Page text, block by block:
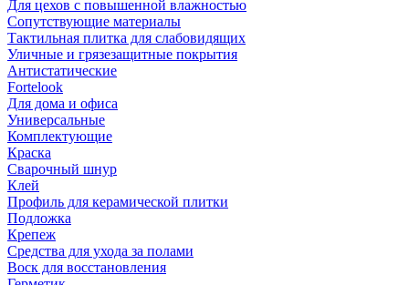
Для цехов с повышенной влажностью
Сопутствующие материалы
Тактильная плитка для слабовидящих
Уличные и грязезащитные покрытия
Антистатические
Fortelook
Для дома и офиса
Универсальные
Комплектующие
Краска
Сварочный шнур
Клей
Профиль для керамической плитки
Подложка
Крепеж
Средства для ухода за полами
Воск для восстановления